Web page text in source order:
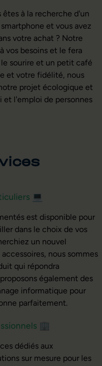
à la recherche d'un
et vous avez
votre achat ? Notre
vos besoins et le fera
sourire et un petit café
et votre fidélité, nous
projet écologique et
et l'emploi de personnes
💻
est disponible pour
dans le choix de vos
un nouvel
nous sommes
qui répondra
également des
informatique pour
parfaitement.
🏢
dédiés aux
sur mesure pour les